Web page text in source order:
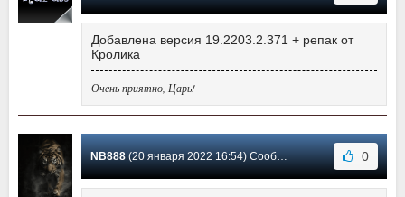
Добавлена версия 19.2203.2.371 + репак от
Кролика
Очень приятно, Царь!
NB888(20 января 2022 16:54) Сообщение #437 0